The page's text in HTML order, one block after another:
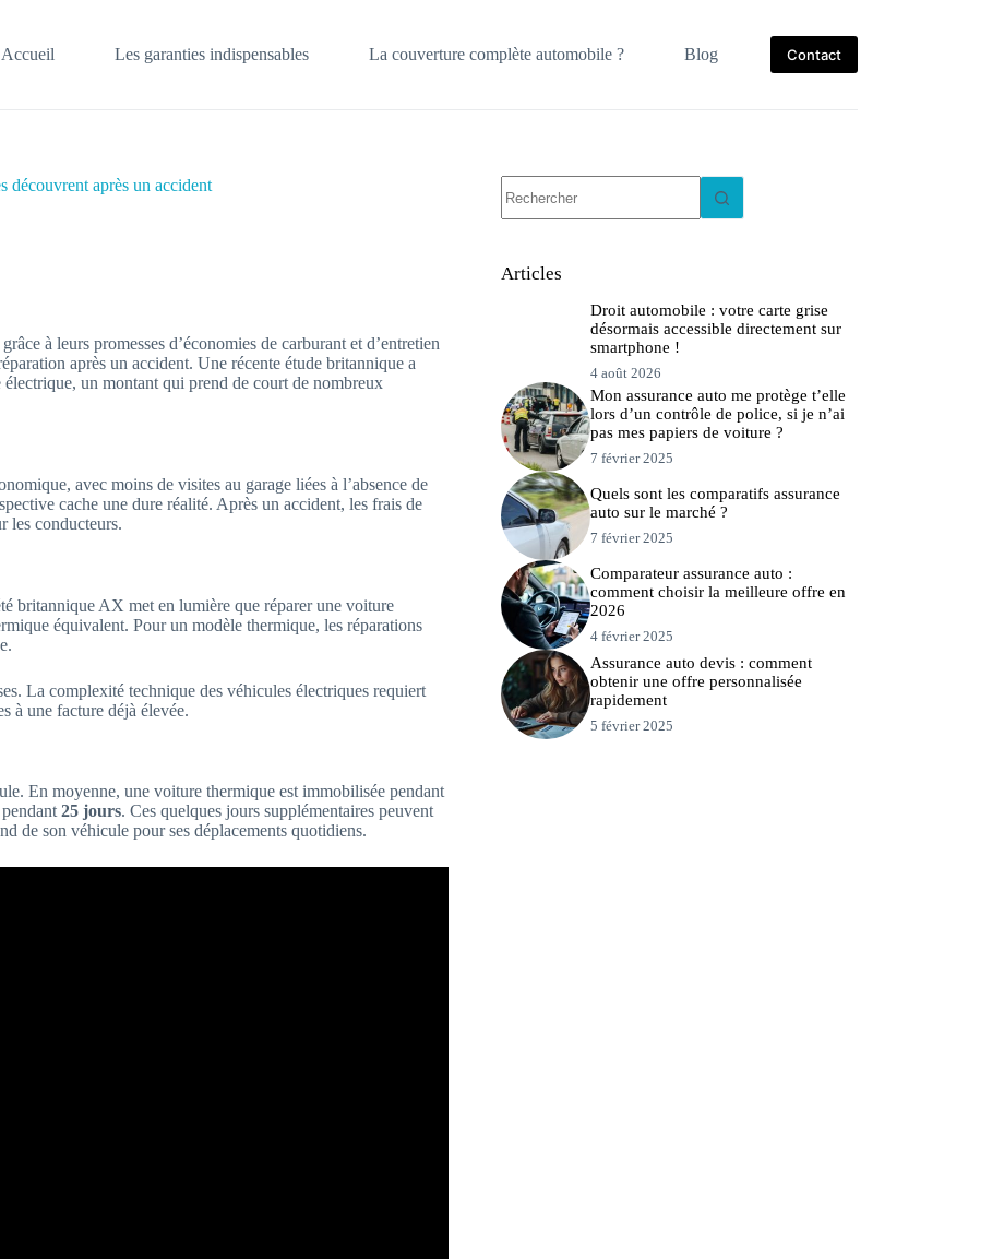
Accueil Les garanties indispensables La couverture complète automobile ? Blog Contact
découvrent après un accident
à leurs promesses d’économies de carburant et d’entretien
après un accident. Une récente étude britannique a
un montant qui prend de court de nombreux
avec moins de visites au garage liées à l’absence de
cache une dure réalité. Après un accident, les frais de
les conducteurs.
britannique AX met en lumière que réparer une voiture
équivalent. Pour un modèle thermique, les réparations
La complexité technique des véhicules électriques requiert
à une facture déjà élevée.
En moyenne, une voiture thermique est immobilisée pendant
25 jours. Ces quelques jours supplémentaires peuvent
de son véhicule pour ses déplacements quotidiens.
résultat
Articles
Droit automobile : votre carte grise
désormais accessible directement sur
smartphone !
4 août 2026
Mon assurance auto me protège t’elle
lors d’un contrôle de police, si je n’ai
pas mes papiers de voiture ?
7 février 2025
Quels sont les comparatifs assurance
auto sur le marché ?
7 février 2025
Comparateur assurance auto :
comment choisir la meilleure offre en
2026
4 février 2025
Assurance auto devis : comment
obtenir une offre personnalisée
rapidement
5 février 2025